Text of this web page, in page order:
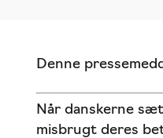
Denne
Når danskerne
misbrugt deres